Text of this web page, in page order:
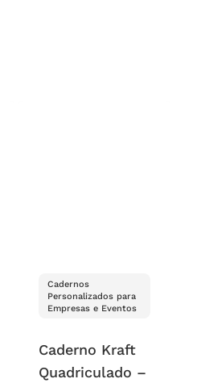
Cadernos
Personalizados para
Empresas e Eventos
Caderno Kraft
Quadriculado –